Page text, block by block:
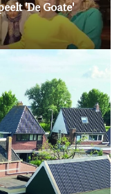
'De Goate'